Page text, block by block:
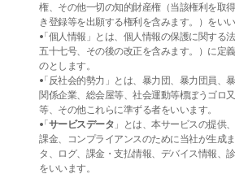
権、その他一切の知的財産権（当該権利を取
き登録等を出願する権利を含みます。）をいい
「個人情報」とは、個人情報の保護に関する
五十七号、その後の改正を含みます。）に定
のとします。
「反社会的勢力」とは、暴力団、暴力団員、
関係企業、総会屋等、社会運動等標ぼうゴロ
等、その他これらに準ずる者をいいます。
「サービスデータ 」とは、本サービスの提供
課金、コンプライアンスのために当社が生成
タ、ログ、課金・支払情報、デバイス情報、
をいいます。